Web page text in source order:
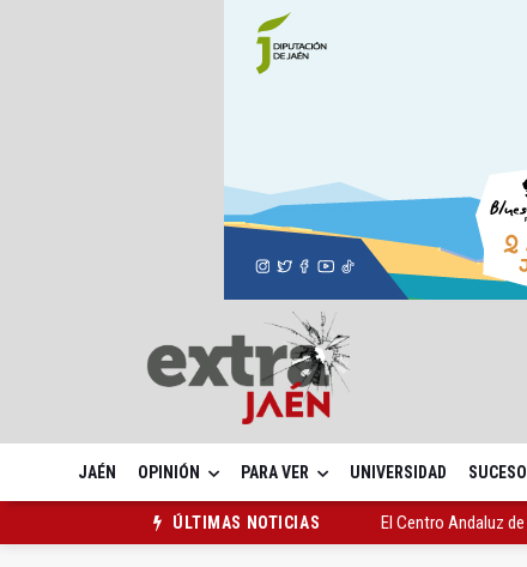
JAÉN OPINIÓN PARA VER UNIVERSIDAD
ÚLTIMAS NOTICIAS
El Centro Andaluz